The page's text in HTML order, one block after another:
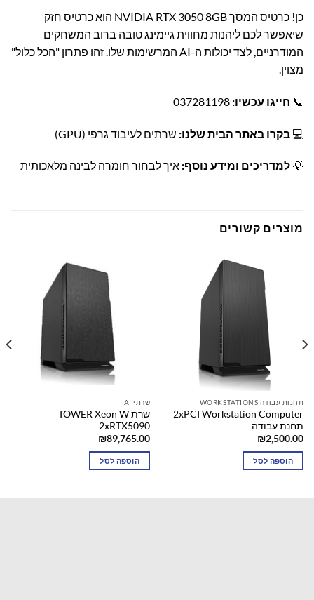
כן! כרטיס המסך NVIDIA RTX 3050 8GB הוא כרטיס חזק
שיאפשר לכם ליהנות מחווית גיימינג טובה ברוב המשחקים
המודרניים, לצד יכולות ה-AI המרשימות שלו. זהו פתרון "הכל כלול"
מצוין.
📞 חייגו עכשיו: 037281198
💻 בקרו באתר הבית שלנו: שרתים לעיבוד גרפי (GPU)
💡למדריכים ומידע נוסף: איך לבחור חומרה לבינה מלאכותית
מוצרים קשורים
תחנות עבודה WORKSTATIONS
2xPCI Workstation Computer
תחנת עבודה
₪2,500.00
הוספה לסל
שרתי AI
שרת TOWER Xeon W
2xRTX5090
₪89,765.00
הוספה לסל